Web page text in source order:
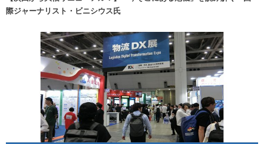
際ジャーナリスト・ビニシウス氏